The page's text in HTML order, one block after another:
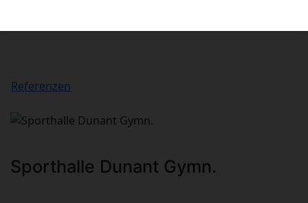
Referenzen
Sporthalle Dunant Gymn.